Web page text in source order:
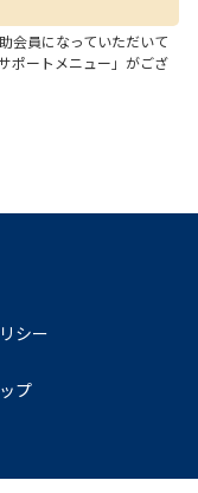
会員になっていただいて
ポートメニュー」がござ
シー
プ